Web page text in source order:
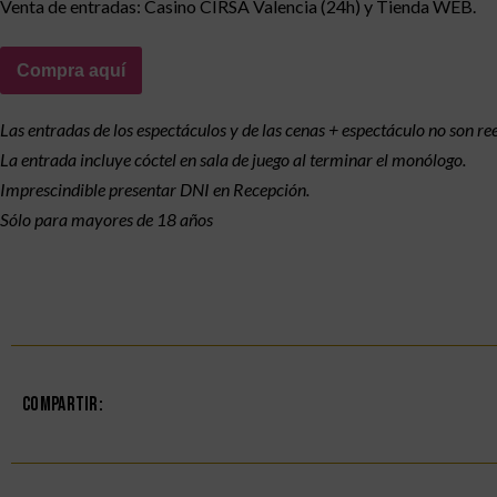
Venta de entradas: Casino CIRSA Valencia (24h) y Tienda WEB.
Compra aquí
Las entradas de los espectáculos y de las cenas + espectáculo no son
La entrada incluye cóctel en sala de juego al terminar el monólogo.
Imprescindible presentar DNI en Recepción.
Sólo para mayores de 18 años
Compartir: